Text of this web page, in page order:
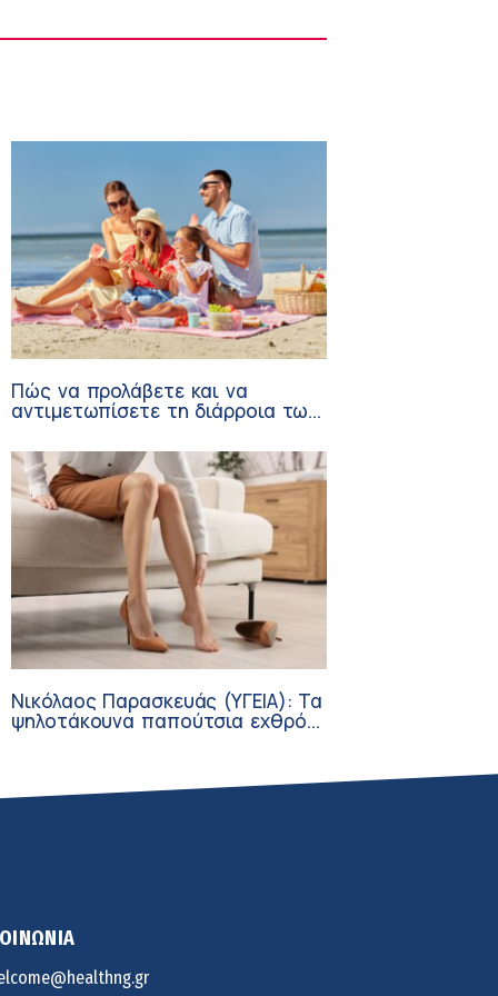
Δημήτριος Μουσιώλης (Metropolitan
Πώς να προλάβετε και να
αντιμετωπίσετε τη διάρροια των
Νικόλαος Παρασκευάς (ΥΓΕΙΑ): Τα
ψηλοτάκουνα παπούτσια εχθρός